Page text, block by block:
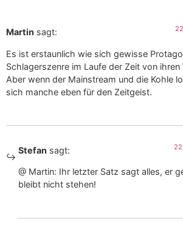
Martin sagt:
Es ist erstaunlich wie sich gewisse
Schlagerszenre im Laufe der Zeit von ihren
Aber wenn der Mainstream und die Kohle
sich manche eben für den Zeitgeist.
Stefan sagt:
@ Martin: Ihr letzter Satz sagt alles, er
bleibt nicht stehen!